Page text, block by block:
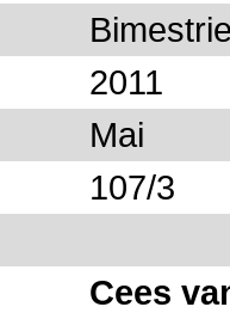
2011
Mai
107/3
Cees